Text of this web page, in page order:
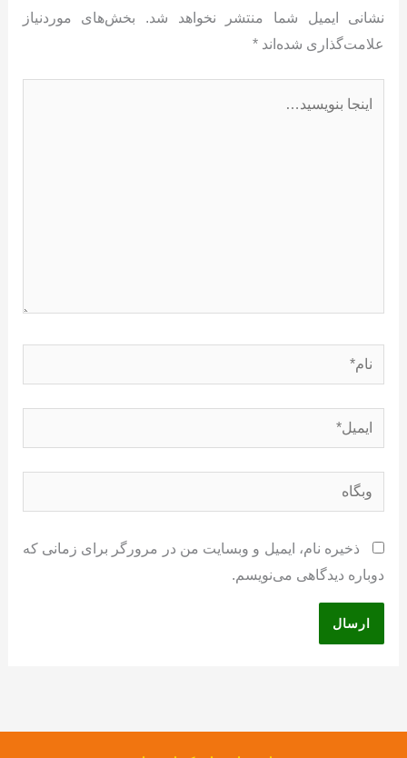
نشانی ایمیل شما منتشر نخواهد شد.
بخش‌های موردنیاز
علامت‌گذاری شده‌اند *
بنویسید…
نام*
ایمیل*
وبگاه
ذخیره نام، ایمیل و وبسایت من در مرورگر برای زمانی که
دوباره دیدگاهی می‌نویسم.